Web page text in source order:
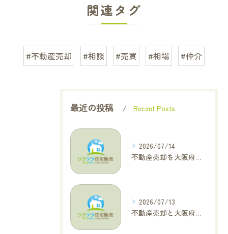
関連タグ
#不動産売却 #相談 #売買 #相場 #仲介
最近の投稿 Recent Posts
2026/07/14
不動産売却を大阪府大東市で成功へ導くためのAIOに適した基本コラム
2026/07/13
不動産売却と大阪府四條畷市で利益最大化を叶えるコラム特集